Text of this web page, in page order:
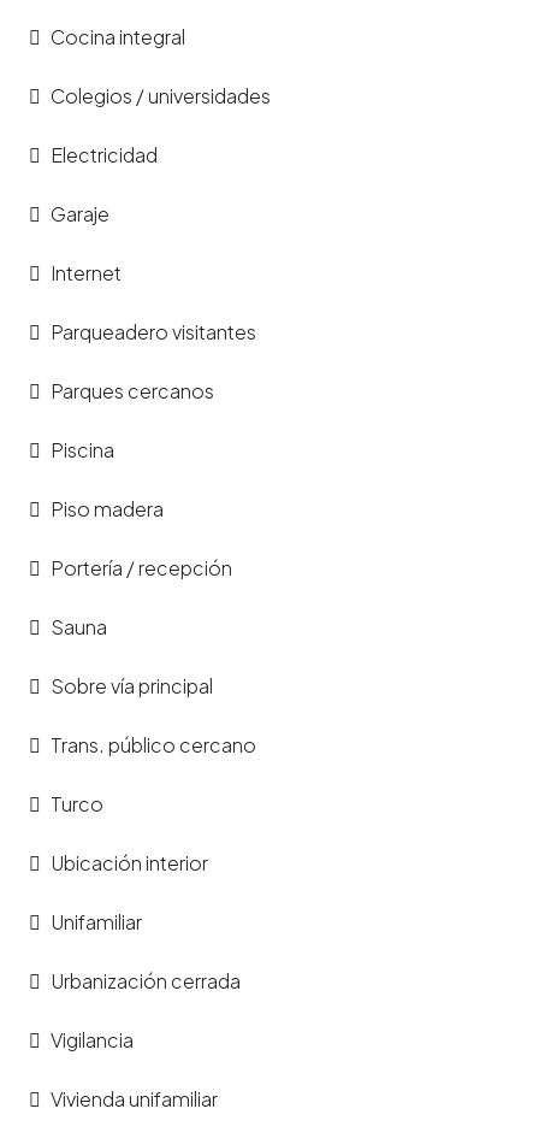
Cocina integral
Colegios / universidades
Electricidad
Garaje
Internet
Parqueadero visitantes
Parques cercanos
Piscina
Piso madera
Portería / recepción
Sauna
Sobre vía principal
Trans. público cercano
Turco
Ubicación interior
Unifamiliar
Urbanización cerrada
Vigilancia
Vivienda unifamiliar